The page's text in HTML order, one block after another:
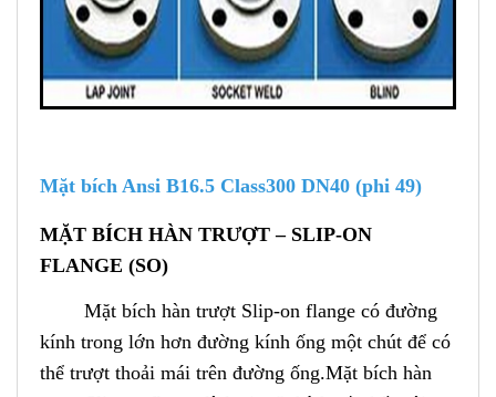
Mặt bích Ansi B16.5 Class300 DN40 (phi 49)
MẶT BÍCH HÀN TRƯỢT – SLIP-ON
FLANGE (SO)
Mặt bích hàn trượt Slip-on flange có đường
kính trong lớn hơn đường kính ống một chút để có
thể trượt thoải mái trên đường ống.Mặt bích hàn